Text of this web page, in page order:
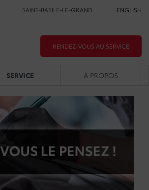
SAINT-BASILE-LE-GRAND ENGLISH
RENDEZ-VOUS AU SERVICE
SERVICE À PROPOS